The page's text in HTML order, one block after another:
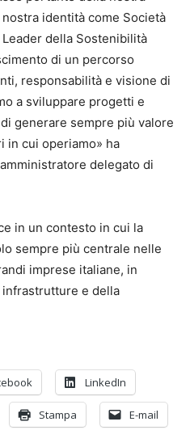
identità come Società
della Sostenibilità
di un percorso
responsabilità e visione di
a sviluppare progetti e
generare sempre più valore
in cui operiamo» ha
delegato di
in un contesto in cui la
sempre più centrale nelle
imprese italiane, in
e della
LinkedIn
Stampa E-mail